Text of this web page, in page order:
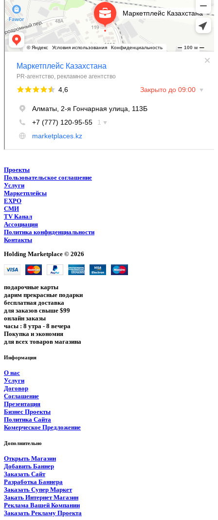
Проекты
Пользовательское соглашение
Услуги
Маркетплейсы
EXPO
СМИ
TV Канал
Ассоциация
Политика конфиденциальности
Контакты
Holding Marketplace © 2026
подарочные карты
дарим прекрасные подарки
бесплатная доставка
для заказов свыше $99
онлайн заказы
часы : 8 утра - 8 вечера
Покупка и экономия
для всех товаров магазина
Информация
О нас
Услуги
Договор
Соглашение
Презентация
Бизнес Проекты
Политика Сайта
Комерческое Предложение
Дополнительно
Открыть Магазин
Добавить Баннер
Заказать Сайт
Разработка Баннера
Заказать Супер Маркет
Закать Интернет Магазин
Реклама Вашей Компании
Заказать Рекламу Проекта